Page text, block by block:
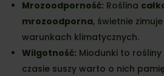
Mrozoodporność: Roślina
mrozoodporna, świetnie
warunkach klimatycznych.
Wilgotność: Miodunki to
czasie suszy warto o nich